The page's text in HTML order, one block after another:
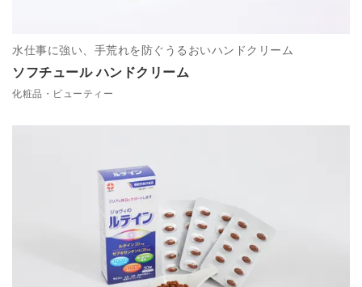
ソフチュール ハンドクリーム
水仕事に強い、手荒れを防ぐうるおいハンドクリーム
化粧品・ビューティー